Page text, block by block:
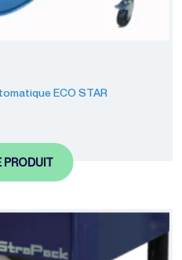
ECO STAR
PRODUIT